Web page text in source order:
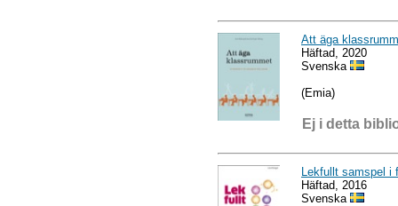
Att äga
Häftad, 2020
Svenska
(Emia)
Ej i detta
Lekfullt samspel i
Häftad, 2016
Svenska